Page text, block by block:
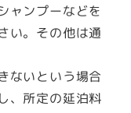
ャンプーなどを
い。その他は通
ないという場合
、所定の延泊料